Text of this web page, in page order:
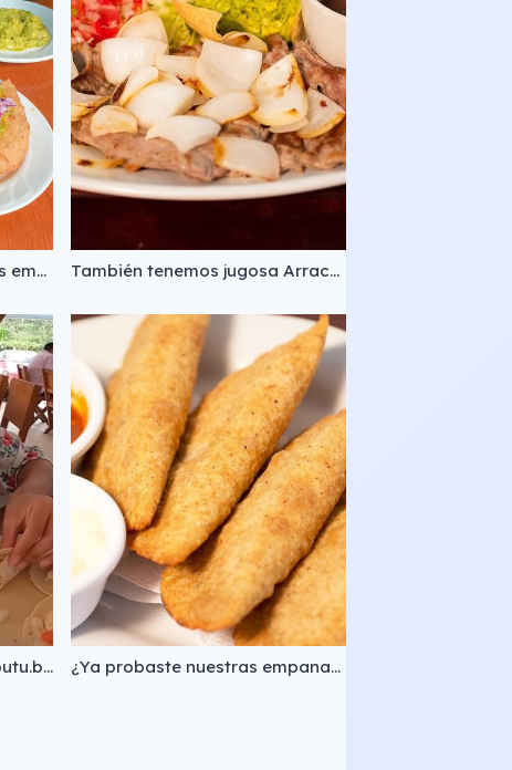
¿A poco no se antojan unas empanadas? 😋 Pídelas de camarón, queso de bola, queso tip-top, frijol o de lo que se te antoje 👌🏻 También tenemos jugosa Arrachera a la Plancha, acompañada de guacamole, frijolitos, tortillas hechas a mano y ensalada fresca, una delicia. 👌 ​ ​✅ Haz click en el enlace de nuestro perfil para conocer el menú, ubicación, teléfonos y horarios.
Video completo: https://youtu.be/FHTVtcoZFK0 ¿Ya probaste nuestras empanadas? Pídelas de lo que quieras, camarón, queso tiptop, queso de bola, mixtas... ¡Te van a encantar! 😋